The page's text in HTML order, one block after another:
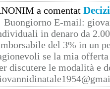
a comentat
Buongiorno E-mail:
in denaro da
del 3% in un
se la mia
discutere le modalità e